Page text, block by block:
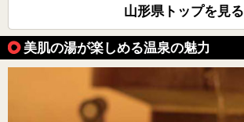
山形県トップを見る
美肌の湯が楽しめる温泉の魅力